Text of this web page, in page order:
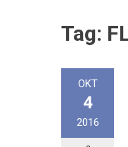
Tag:
OKT
4
2016